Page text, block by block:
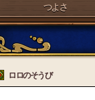
つよさ
ロロのそうび